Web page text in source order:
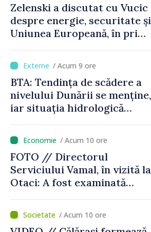
Bulgaria: Ambasadoarea
Ucrainei, convocată la
Ministerul de Externe în
/ Acum 9 ore
BTA: Tendința de scădere a
nivelului Dunării se menține,
iar situația hidrologică
/ Acum 10 ore
FOTO // Directorul
Serviciului Vamal, în vizită la
Otaci: A fost examinată
control vamal cu un scanner
performant/ Acum 10 ore